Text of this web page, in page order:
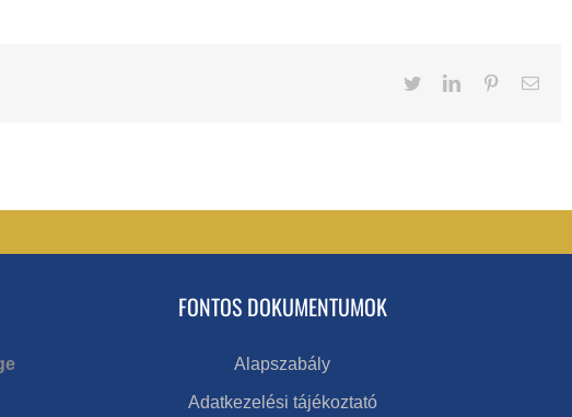
TwitterLinkedInPinterestEmail
FONTOS DOKUMENTUMOK
Alapszabály
Adatkezelési tájékoztató